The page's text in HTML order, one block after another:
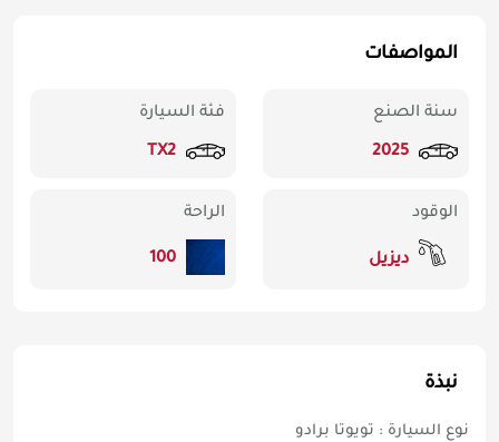
المواصفات
سنة الصنع
2025
فئة السيارة
TX2
الوقود
ديزيل
الراحة
100
نبذة
نوع السيارة : تويوتا برادو